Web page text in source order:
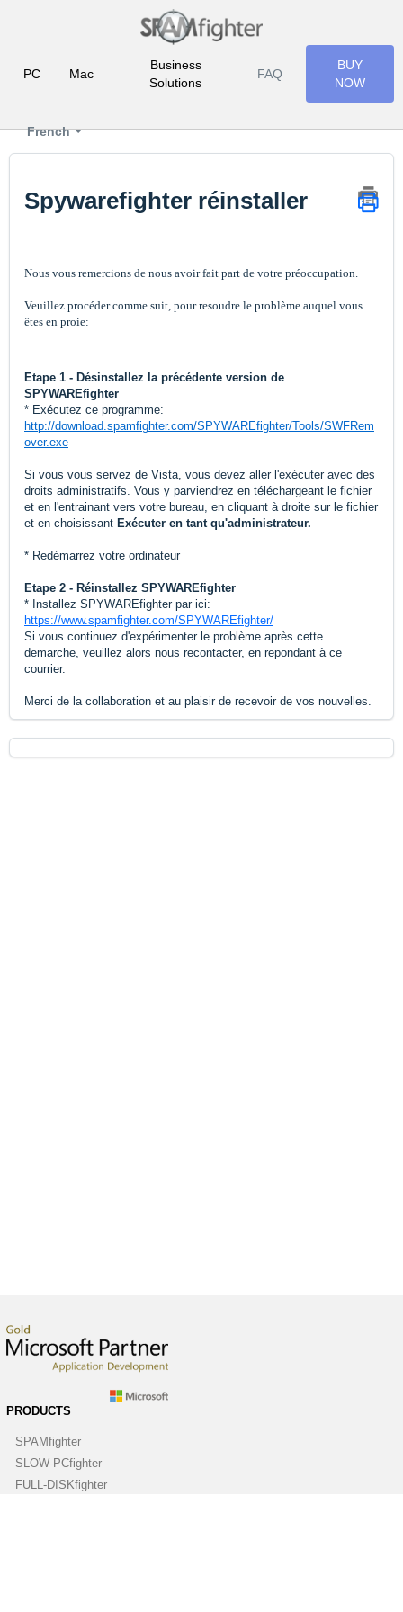
PC Mac
Business
Solutions
FAQ
BUY
NOW
French
Spywarefighter réinstaller
Nous vous remercions de nous avoir fait part de votre préoccupation.
Veuillez procéder comme suit, pour resoudre le problème auquel vous
êtes en proie:
Etape 1 - Désinstallez la précédente version de
SPYWAREfighter
* Exécutez ce programme:
http://download.spamfighter.com/SPYWAREfighter/Tools/SWFRem
over.exe
Si vous vous servez de Vista, vous devez aller l'exécuter avec des
droits administratifs. Vous y parviendrez en téléchargeant le fichier
et en l'entrainant vers votre bureau, en cliquant à droite sur le fichier
et en choisissant Exécuter en tant qu'administrateur.
* Redémarrez votre ordinateur
Etape 2 - Réinstallez SPYWAREfighter
* Installez SPYWAREfighter par ici:
https://www.spamfighter.com/SPYWAREfighter/
Si vous continuez d'expérimenter le problème après cette
demarche, veuillez alors nous recontacter, en repondant à ce
courrier.
Merci de la collaboration et au plaisir de recevoir de vos nouvelles.
PRODUCTS
SPAMfighter
SLOW-PCfighter
FULL-DISKfighter